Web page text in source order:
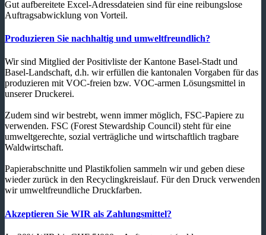
Gut aufbereitete Excel-Adressdateien sind für eine reibungslose
Auftragsabwicklung von Vorteil.
Produzieren Sie nachhaltig und umweltfreundlich?
Wir sind Mitglied der Positivliste der Kantone Basel-Stadt und
Basel-Landschaft, d.h. wir erfüllen die kantonalen Vorgaben für das
produzieren mit VOC-freien bzw. VOC-armen Lösungsmittel in
unserer Druckerei.
Zudem sind wir bestrebt, wenn immer möglich, FSC-Papiere zu
verwenden. FSC (Forest Stewardship Council) steht für eine
umweltgerechte, sozial verträgliche und wirtschaftlich tragbare
Waldwirtschaft.
Papierabschnitte und Plastikfolien sammeln wir und geben diese
wieder zurück in den Recyclingkreislauf. Für den Druck verwenden
wir umweltfreundliche Druckfarben.
Akzeptieren Sie WIR als Zahlungsmittel?